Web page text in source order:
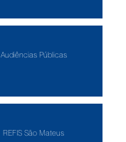
Audiências Públicas
REFIS São Mateus